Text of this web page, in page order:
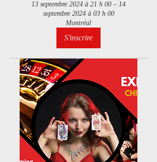
13 septembre 2024 à 21 h 00 – 14
septembre 2024 à 03 h 00
Montréal
S'inscrire